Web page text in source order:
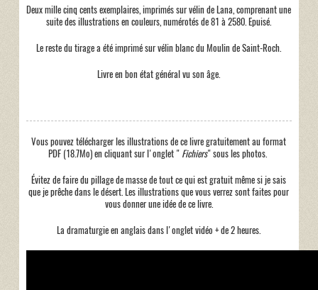
Deux mille cinq cents exemplaires, imprimés sur vélin de Lana, comprenant une
suite des illustrations en couleurs, numérotés de 81 à 2580. Epuisé.
Le reste du tirage a été imprimé sur vélin blanc du Moulin de Saint-Roch.
Livre en bon état général vu son âge.
Vous pouvez télécharger les illustrations de ce livre gratuitement au format
PDF (18.7Mo) en cliquant sur l'onglet " Fichiers" sous les photos.
Évitez de faire du pillage de masse de tout ce qui est gratuit même si je sais
que je prêche dans le désert. Les illustrations que vous verrez sont faites pour
vous donner une idée de ce livre.
La dramaturgie en anglais dans l'onglet vidéo + de 2 heures.